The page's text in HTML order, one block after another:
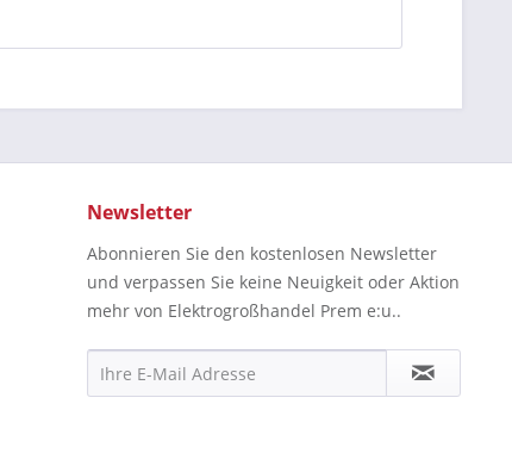
Newsletter
Abonnieren Sie den kostenlosen Newsletter
und verpassen Sie keine Neuigkeit oder Aktion
mehr von Elektrogroßhandel Prem e:u..